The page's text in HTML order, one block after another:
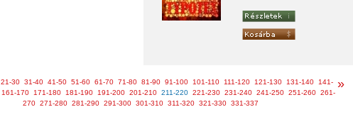
21-30 31-40 41-50 51-60 61-70 71-80 81-90 91-100 101-110 111-120 121-130 131-140
141-
161-170 171-180 181-190 191-200 201-210 211-220 221-230 231-240 241-250 251-260 261-
270 271-280 281-290 291-300 301-310 311-320 321-330 331-337
»